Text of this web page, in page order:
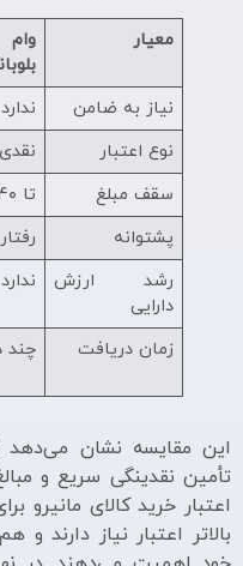
معیار
نیاز به ضامن
ندارد
نوع اعتبار
نقدی
سقف مبلغ
تا ۴۰ میلیون
پشتوانه
رشد ارزش
دارایی
ندارد
زمان دریافت چند
این مقایسه نشان می‌دهد
تأمین نقدینگی سریع و
اعتبار خرید کالای مانیرو
بالاتر اعتبار نیاز دارند